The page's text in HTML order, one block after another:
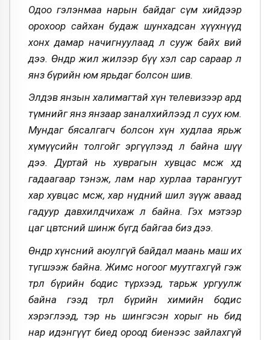
Одоо гэлэнмаа нарын байдаг сүм хийдээр
орохоор сайхан будаж шунхадсан хүүхнүүд
хонх дамар начигнуулаад л сууж байх вий
дээ. Өнөөдөр жил жилээр бүү хэл сар сараар л
янз бүрийн юм ярьдаг болсон шив.
Элдэв янзын халимагтай хүн телевизээр ард
түмнийг янз янзаар заналхийлээд л суух юм.
Мундаг бясалгагч болсон хүн худлаа ярьж
хүмүүсийн толгойг эргүүлээд л байна шүү
дээ. Дуртай нь хуврагын хувцас өмсөж хөдөө
гадаагаар тэнэж, лам нар хурлаа тарангуут
хар хувцас өмсөж, хар нүдний шил зүүж аваад
гадуур давхилдчихаж л байна. Гэх мэтээр
цаг цөвтсөний шинж бүгд байгаа биз дээ.
Өнөөдөр хүнсний аюулгүй байдал маань маш их
түгшээж байна. Жимс ногоог муутгахгүй гэж
төрөл бүрийн бодис түрхээд, тарьж ургуулж
байна гээд төрөл бүрийн химийн бодис
хэрэглээд, тэр нь шингэсэн хорыг нь бид
нар идэнгүүт биед ороод биенээс зайлахгүй